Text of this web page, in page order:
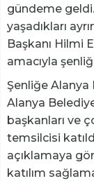
gündeme
yaşadıkları
Başkanı Hilmi
amacıyla
Şenliğe Alanya
Alanya
başkanları ve
temsilcisi
açıklamaya
katılım